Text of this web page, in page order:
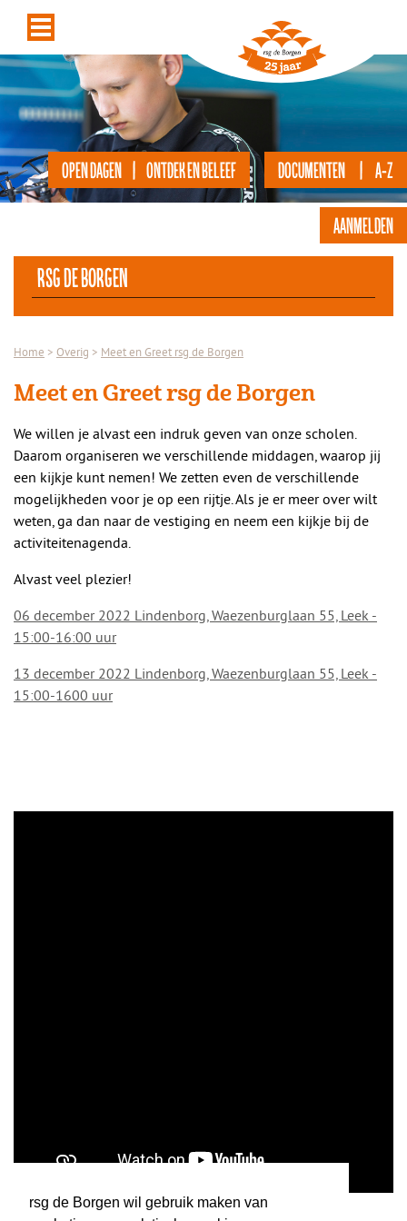
rsg de Borgen wil gebruik maken van
DOCUMENTEN | A-Z
OPEN DAGEN | ONTDEK EN BELEEF
AANMELDEN
rsg de Borgen
Home > Overig > Meet en Greet rsg de Borgen
Meet en Greet rsg de Borgen
We willen je alvast een indruk geven van onze scholen.
Daarom organiseren we verschillende middagen, waarop jij
een kijkje kunt nemen! We zetten even de verschillende
mogelijkheden voor je op een rijtje. Als je er meer over wilt
weten, ga dan naar de vestiging en neem een kijkje bij de
activiteitenagenda.
Alvast veel plezier!
06 december 2022 Lindenborg, Waezenburglaan 55, Leek -
15:00-16:00 uur
13 december 2022 Lindenborg, Waezenburglaan 55, Leek -
15:00-1600 uur